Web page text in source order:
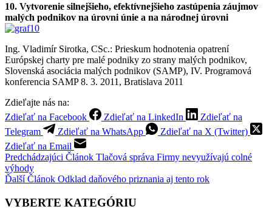
10. Vytvorenie silnejšieho, efektívnejšieho zastúpenia záujmov
malých podnikov na úrovni únie a na národnej úrovni
Ing. Vladimír Sirotka, CSc.: Prieskum hodnotenia opatrení
Európskej charty pre malé podniky zo strany malých podnikov,
Slovenská asociácia malých podnikov (SAMP), IV. Programová
konferencia SAMP 8. 3. 2011, Bratislava 2011
Zdieľajte nás na:
Zdieľať na Facebook
Zdieľať na LinkedIn
Zdieľať na
Telegram
Zdieľať na WhatsApp
Zdieľať na X (Twitter)
Zdieľať na Email
Predchádzajúci Článok Tlačová správa Firmy nevyužívajú colné
výhody
ĎalšíČlánok Odklad daňového priznania aj tento rok
VYBERTE KATEGÓRIU